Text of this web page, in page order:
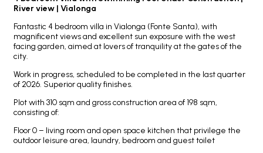
River view | Vialonga
Fantastic 4 bedroom villa in Vialonga (Fonte Santa), with
magnificent views and excellent sun exposure with the west
facing garden, aimed at lovers of tranquility at the gates of the
city.
Work in progress, scheduled to be completed in the last quarter
of 2026. Superior quality finishes.
Plot with 310 sqm and gross construction area of 198 sqm,
consisting of:
Floor 0 – living room and open space kitchen that privilege the
outdoor leisure area, laundry, bedroom and guest toilet